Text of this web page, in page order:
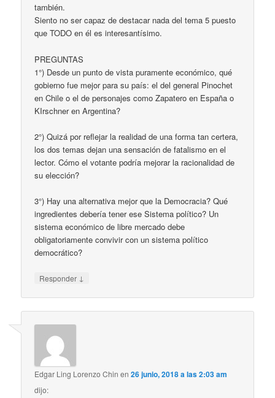
también.
Siento no ser capaz de destacar nada del tema 5 puesto
que TODO en él es interesantísimo.
PREGUNTAS
1°) Desde un punto de vista puramente económico, qué
gobierno fue mejor para su país: el del general Pinochet
en Chile o el de personajes como Zapatero en España o
KIrschner en Argentina?
2°) Quizá por reflejar la realidad de una forma tan certera,
los dos temas dejan una sensación de fatalismo en el
lector. Cómo el votante podría mejorar la racionalidad de
su elección?
3°) Hay una alternativa mejor que la Democracia? Qué
ingredientes debería tener ese Sistema político? Un
sistema económico de libre mercado debe
obligatoriamente convivir con un sistema político
democrático?
Responder ↓
Edgar Ling Lorenzo Chin en26 junio, 2018 a las 2:03 am
dijo: